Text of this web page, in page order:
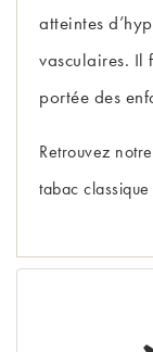
atteintes
vasculaires. Il
portée des
Retrouvez notre
tabac